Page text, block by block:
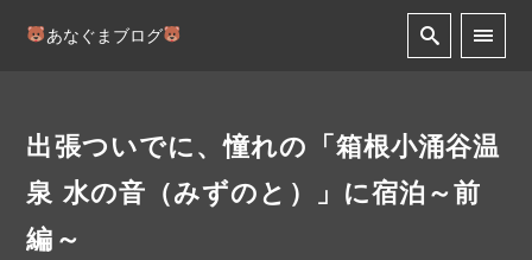
あなぐまブログ
出張ついでに、憧れの「箱根小涌谷温
泉 水の音（みずのと）」に宿泊～前
編～